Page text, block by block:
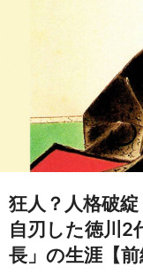
狂人？人格破
自刃した徳川2
長」の生涯【前